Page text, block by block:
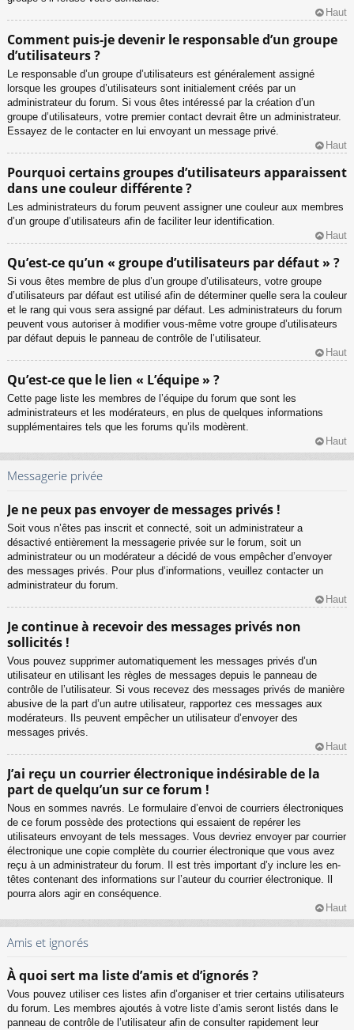
Haut
Comment puis-je devenir le responsable d’un groupe
d’utilisateurs ?
Le responsable d’un groupe d’utilisateurs est généralement assigné
lorsque les groupes d’utilisateurs sont initialement créés par un
administrateur du forum. Si vous êtes intéressé par la création d’un
groupe d’utilisateurs, votre premier contact devrait être un administrateur.
Essayez de le contacter en lui envoyant un message privé.
Haut
Pourquoi certains groupes d’utilisateurs apparaissent
dans une couleur différente ?
Les administrateurs du forum peuvent assigner une couleur aux membres
d’un groupe d’utilisateurs afin de faciliter leur identification.
Haut
Qu’est-ce qu’un « groupe d’utilisateurs par défaut » ?
Si vous êtes membre de plus d’un groupe d’utilisateurs, votre groupe
d’utilisateurs par défaut est utilisé afin de déterminer quelle sera la couleur
et le rang qui vous sera assigné par défaut. Les administrateurs du forum
peuvent vous autoriser à modifier vous-même votre groupe d’utilisateurs
par défaut depuis le panneau de contrôle de l’utilisateur.
Haut
Qu’est-ce que le lien « L’équipe » ?
Cette page liste les membres de l’équipe du forum que sont les
administrateurs et les modérateurs, en plus de quelques informations
supplémentaires tels que les forums qu’ils modèrent.
Haut
Messagerie privée
Je ne peux pas envoyer de messages privés !
Soit vous n’êtes pas inscrit et connecté, soit un administrateur a
désactivé entièrement la messagerie privée sur le forum, soit un
administrateur ou un modérateur a décidé de vous empêcher d’envoyer
des messages privés. Pour plus d’informations, veuillez contacter un
administrateur du forum.
Haut
Je continue à recevoir des messages privés non
sollicités !
Vous pouvez supprimer automatiquement les messages privés d’un
utilisateur en utilisant les règles de messages depuis le panneau de
contrôle de l’utilisateur. Si vous recevez des messages privés de manière
abusive de la part d’un autre utilisateur, rapportez ces messages aux
modérateurs. Ils peuvent empêcher un utilisateur d’envoyer des
messages privés.
Haut
J’ai reçu un courrier électronique indésirable de la
part de quelqu’un sur ce forum !
Nous en sommes navrés. Le formulaire d’envoi de courriers électroniques
de ce forum possède des protections qui essaient de repérer les
utilisateurs envoyant de tels messages. Vous devriez envoyer par courrier
électronique une copie complète du courrier électronique que vous avez
reçu à un administrateur du forum. Il est très important d’y inclure les en-
têtes contenant des informations sur l’auteur du courrier électronique. Il
pourra alors agir en conséquence.
Haut
Amis et ignorés
À quoi sert ma liste d’amis et d’ignorés ?
Vous pouvez utiliser ces listes afin d’organiser et trier certains utilisateurs
du forum. Les membres ajoutés à votre liste d’amis seront listés dans le
panneau de contrôle de l’utilisateur afin de consulter rapidement leur